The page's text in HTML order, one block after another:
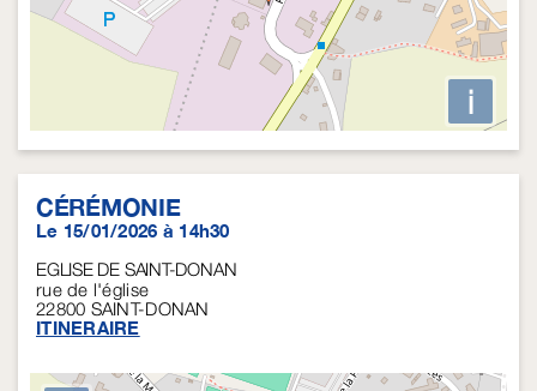
i
CÉRÉMONIE
Le 15/01/2026 à 14h30
EGLISE DE SAINT-DONAN
rue de l'église
22800 SAINT-DONAN
ITINERAIRE